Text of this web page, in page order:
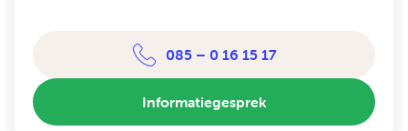
085 – 0 16 15 17
Informatiegesprek